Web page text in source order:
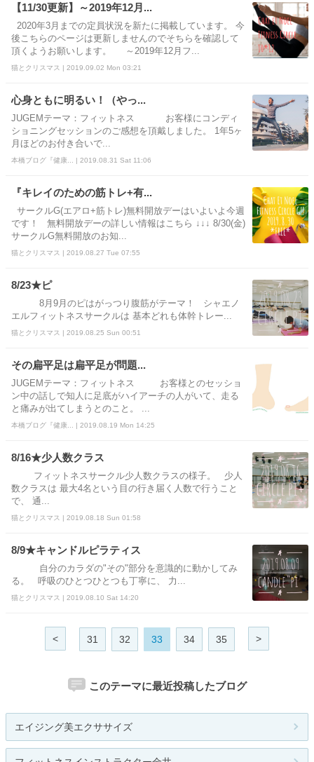
【11/30更新】～2019年12月...
2020年3月までの定員状況を新たに掲載しています。 今
後こちらのページは更新しませんのでそちらを確認して
頂くようお願いします。 ～2019年12月フ...
猫とクリスマス | 2019.09.02 Mon 03:21
心身ともに明るい！（やっ...
JUGEMテーマ：フィットネス お客様にコンディ
ショニングセッションのご感想を頂戴しました。 1年5ヶ
月ほどのお付き合いで...
本橋ブログ『健康... | 2019.08.31 Sat 11:06
『キレイのための筋トレ+有...
サークルG(エアロ+筋トレ)無料開放デーはいよいよ今週
です！ 無料開放デーの詳しい情報はこちら ↓↓↓ 8/30(金)
サークルG無料開放のお知...
猫とクリスマス | 2019.08.27 Tue 07:55
8/23★ピ
8月9月のピはがっつり腹筋がテーマ！ シャエノ
エルフィットネスサークルは 基本どれも体幹トレー...
猫とクリスマス | 2019.08.25 Sun 00:51
その扁平足は扁平足が問題...
JUGEMテーマ：フィットネス お客様とのセッショ
ン中の話しで知人に足底がハイアーチの人がいて、走る
と痛みが出てしまうとのこと。 ...
本橋ブログ『健康... | 2019.08.19 Mon 14:25
8/16★少人数クラス
フィットネスサークル少人数クラスの様子。 少人
数クラスは 最大4名という目の行き届く人数で行うこと
で、 通...
猫とクリスマス | 2019.08.18 Sun 01:58
8/9★キャンドルピラティス
自分のカラダの"その"部分を意識的に動かしてみ
る。 呼吸のひとつひとつも丁寧に、 力...
猫とクリスマス | 2019.08.10 Sat 14:20
< 31 32 33 34 35 >
このテーマに最近投稿したブログ
エイジング美エクササイズ